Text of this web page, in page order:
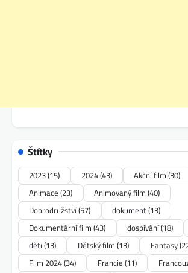
Štítky
2023(15) 2024(43) Akční film (30)
Animace (23) Animovaný film (40)
Dobrodružství(57) dokument(13)
Dokumentární film (43) dospívání(18)
děti (13) Dětský film (13) Fantasy
Film 2024(34) Francie (11)